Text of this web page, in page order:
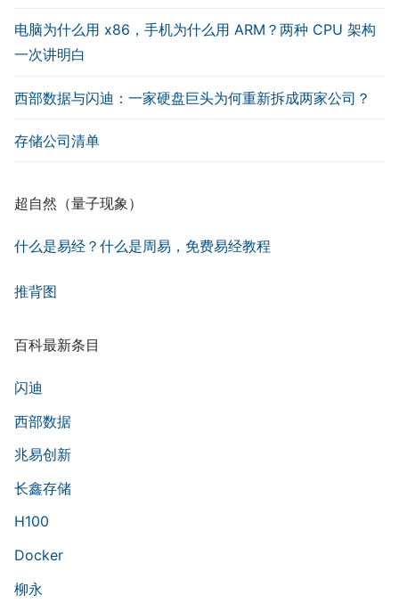
电脑为什么用 x86，手机为什么用 ARM？两种 CPU 架构
一次讲明白
西部数据与闪迪：一家硬盘巨头为何重新拆成两家公司？
存储公司清单
超自然（量子现象）
什么是易经？什么是周易，免费易经教程
推背图
百科最新条目
闪迪
西部数据
兆易创新
长鑫存储
H100
Docker
柳永